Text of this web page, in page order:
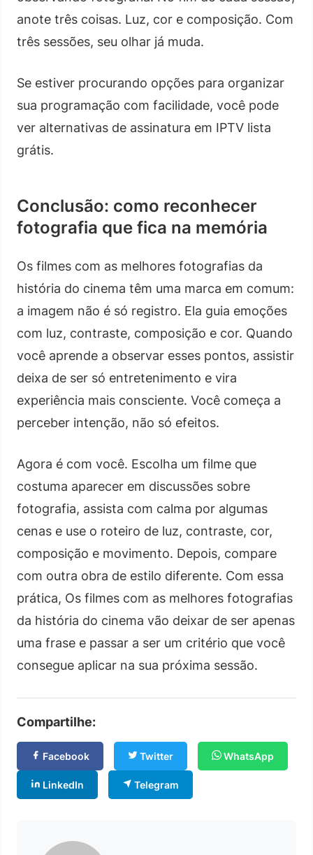
anote três coisas. Luz, cor e composição. Com
três sessões, seu olhar já muda.
Se estiver procurando opções para organizar
sua programação com facilidade, você pode
ver alternativas de assinatura em IPTV lista
grátis.
Conclusão: como reconhecer
fotografia que fica na memória
Os filmes com as melhores fotografias da
história do cinema têm uma marca em comum:
a imagem não é só registro. Ela guia emoções
com luz, contraste, composição e cor. Quando
você aprende a observar esses pontos, assistir
deixa de ser só entretenimento e vira
experiência mais consciente. Você começa a
perceber intenção, não só efeitos.
Agora é com você. Escolha um filme que
costuma aparecer em discussões sobre
fotografia, assista com calma por algumas
cenas e use o roteiro de luz, contraste, cor,
composição e movimento. Depois, compare
com outra obra de estilo diferente. Com essa
prática, Os filmes com as melhores fotografias
da história do cinema vão deixar de ser apenas
uma frase e passar a ser um critério que você
consegue aplicar na sua próxima sessão.
Compartilhe:
Facebook Twitter WhatsApp
LinkedIn Telegram